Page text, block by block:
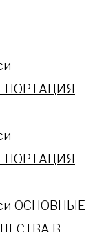
ОСНОВНЫЕ